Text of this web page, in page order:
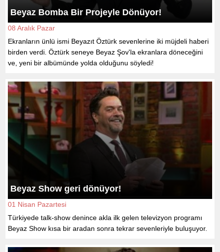
Beyaz Bomba Bir Projeyle Dönüyor!
08 Aralık Pazar
Ekranların ünlü ismi Beyazıt Öztürk sevenlerine iki müjdeli haberi
birden verdi. Öztürk seneye Beyaz Şov'la ekranlara döneceğini
ve, yeni bir albümünde yolda olduğunu söyledi!
Beyaz Show geri dönüyor!
01 Nisan Pazartesi
Türkiyede talk-show denince akla ilk gelen televizyon programı
Beyaz Show kısa bir aradan sonra tekrar sevenleriyle buluşuyor.